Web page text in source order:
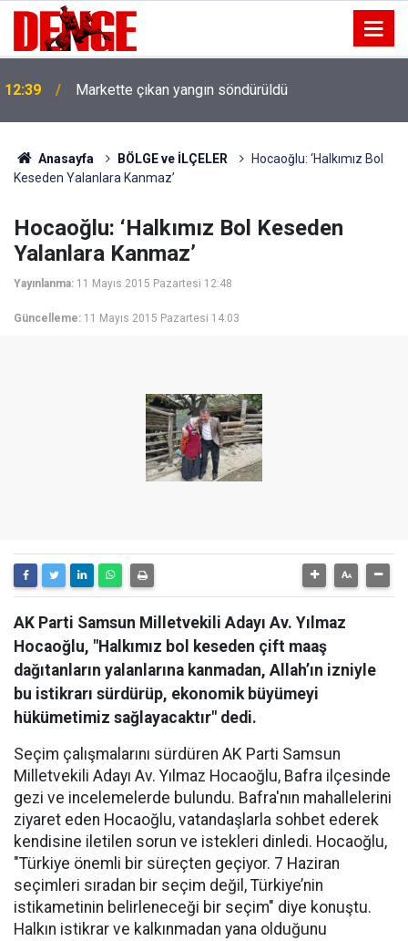
12:39 Markette çıkan yangın söndürüldü
Anasayfa BÖLGE ve İLÇELER
Hocaoğlu: ‘Halkımız Bol
Keseden Yalanlara Kanmaz’
Hocaoğlu: ‘Halkımız Bol Keseden
Yalanlara Kanmaz’
Yayınlanma: 11 Mayıs 2015 Pazartesi 12:48
Güncelleme: 11 Mayıs 2015 Pazartesi 14:03
AK Parti Samsun Milletvekili Adayı Av. Yılmaz
Hocaoğlu, "Halkımız bol keseden çift maaş
dağıtanların yalanlarına kanmadan, Allah’ın izniyle
bu istikrarı sürdürüp, ekonomik büyümeyi
hükümetimiz sağlayacaktır" dedi.
Seçim çalışmalarını sürdüren AK Parti Samsun
Milletvekili Adayı Av. Yılmaz Hocaoğlu, Bafra ilçesinde
gezi ve incelemelerde bulundu. Bafra'nın mahallelerini
ziyaret eden Hocaoğlu, vatandaşlarla sohbet ederek
kendisine iletilen sorun ve istekleri dinledi. Hocaoğlu,
"Türkiye önemli bir süreçten geçiyor. 7 Haziran
seçimleri sıradan bir seçim değil, Türkiye’nin
istikametinin belirleneceği bir seçim" diye konuştu.
Halkın istikrar ve kalkınmadan yana olduğunu